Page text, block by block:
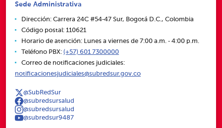
Sede Administrativa
Dirección: Carrera 24C #54‑47 Sur, Bogotá D.C., Colombia
Código postal: 110621
Horario de atención: Lunes a viernes de 7:00 a.m. ‑ 4:00 p.m.
Teléfono PBX: (+57) 601 7300000
Correo de notificaciones judiciales:
notificacionesjudiciales@subredsur.gov.co
@SubRedSur
@subredsursalud
@subredsursalud
@subredsur9487